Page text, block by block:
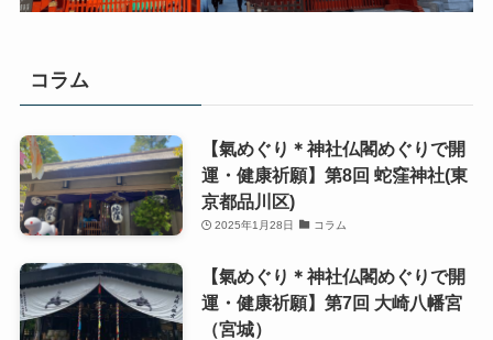
コラム
【氣めぐり＊神社仏閣めぐりで開
運・健康祈願】第8回 蛇窪神社(東
京都品川区)
2025年1月28日 コラム
【氣めぐり＊神社仏閣めぐりで開
運・健康祈願】第7回 大崎八幡宮
（宮城）